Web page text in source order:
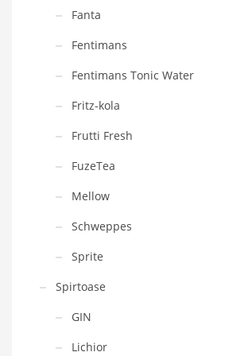
Fanta
Fentimans
Fentimans Tonic Water
Fritz-kola
Frutti Fresh
FuzeTea
Mellow
Schweppes
Sprite
Spirtoase
GIN
Lichior